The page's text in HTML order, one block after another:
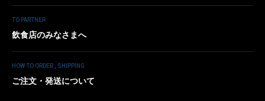
TO PARTNER
飲食店のみなさまへ
HOW TO ORDER , SHIPPING
ご注文・発送について